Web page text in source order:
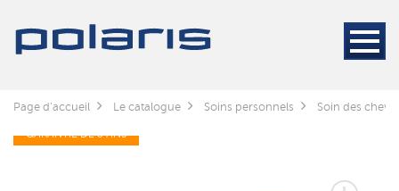
Page d'accueil Le catalogue Soins personnels Soin des
GARANTIE DE 3 ANS